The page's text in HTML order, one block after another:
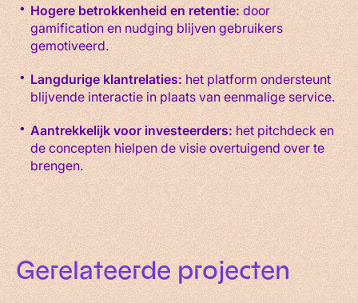
Hogere betrokkenheid en retentie:door
gamification en nudging blijven gebruikers
gemotiveerd.
Langdurige klantrelaties:het platform ondersteunt
blijvende interactie in plaats van eenmalige service.
Aantrekkelijk voor investeerders:het pitchdeck en
de concepten hielpen de visie overtuigend over te
brengen.
Gerelateerdeprojecten